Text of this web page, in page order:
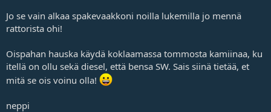
Jo se vain alkaa spakevaakkoni noilla lukemilla jo mennä
rattorista ohi!
Oispahan hauska käydä koklaamassa tommosta kamiinaa, ku
itellä on ollu sekä diesel, että bensa SW. Sais siinä tietää, et
mitä se ois voinu olla!
neppi